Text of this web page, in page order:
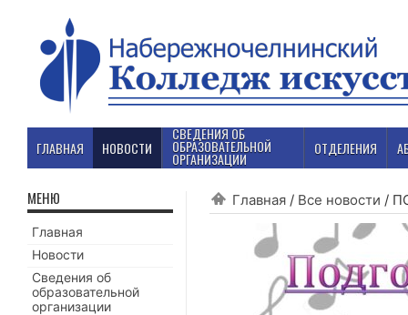
ГЛАВНАЯ НОВОСТИ
СВЕДЕНИЯ ОБ
ОБРАЗОВАТЕЛЬНОЙ
ОРГАНИЗАЦИИ
ОТДЕЛЕНИЯ
Главная / Все новости /
МЕНЮ
Главная
Новости
Сведения об
образовательной
организации